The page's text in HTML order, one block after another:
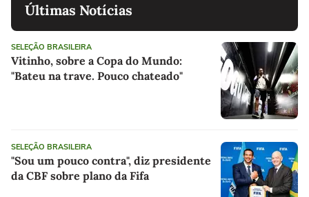
Últimas Notícias
SELEÇÃO BRASILEIRA
Vitinho, sobre a Copa do Mundo:
"Bateu na trave. Pouco chateado"
SELEÇÃO BRASILEIRA
"Sou um pouco contra", diz presidente
da CBF sobre plano da Fifa